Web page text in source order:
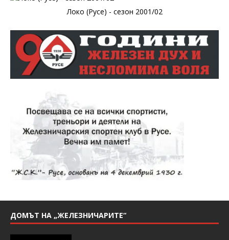
Локо (Русе) - сезон 2001/02
ДОМЪТ НА „ЖЕЛЕЗНИЧАРИТЕ“